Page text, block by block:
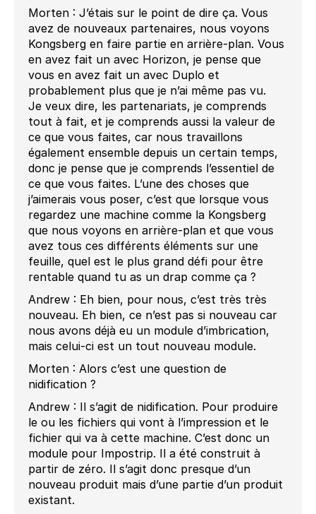
Morten : J’étais sur le point de dire ça. Vous
avez de nouveaux partenaires, nous voyons
Kongsberg en faire partie en arrière-plan. Vous
en avez fait un avec Horizon, je pense que
vous en avez fait un avec Duplo et
probablement plus que je n’ai même pas vu.
Je veux dire, les partenariats, je comprends
tout à fait, et je comprends aussi la valeur de
ce que vous faites, car nous travaillons
également ensemble depuis un certain temps,
donc je pense que je comprends l’essentiel de
ce que vous faites. L’une des choses que
j’aimerais vous poser, c’est que lorsque vous
regardez une machine comme la Kongsberg
que nous voyons en arrière-plan et que vous
avez tous ces différents éléments sur une
feuille, quel est le plus grand défi pour être
rentable quand tu as un drap comme ça ?
Andrew : Eh bien, pour nous, c’est très très
nouveau. Eh bien, ce n’est pas si nouveau car
nous avons déjà eu un module d’imbrication,
mais celui-ci est un tout nouveau module.
Morten : Alors c’est une question de
nidification ?
Andrew : Il s’agit de nidification. Pour produire
le ou les fichiers qui vont à l’impression et le
fichier qui va à cette machine. C’est donc un
module pour Impostrip. Il a été construit à
partir de zéro. Il s’agit donc presque d’un
nouveau produit mais d’une partie d’un produit
existant.